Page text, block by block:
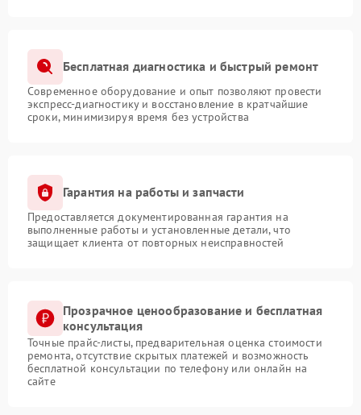
Бесплатная диагностика и быстрый ремонт
Современное оборудование и опыт позволяют провести
экспресс-диагностику и восстановление в кратчайшие
сроки, минимизируя время без устройства
Гарантия на работы и запчасти
Предоставляется документированная гарантия на
выполненные работы и установленные детали, что
защищает клиента от повторных неисправностей
Прозрачное ценообразование и бесплатная
консультация
Точные прайс-листы, предварительная оценка стоимости
ремонта, отсутствие скрытых платежей и возможность
бесплатной консультации по телефону или онлайн на
сайте